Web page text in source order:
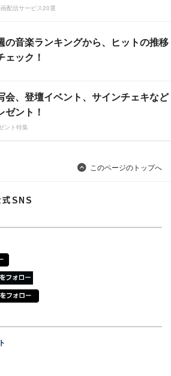
配信サービス20選
の音楽ランキングから、ヒットの推移
ェック！
会、登壇イベント、サインチェキなど
ゼント！
ント特集
このページのトップへ